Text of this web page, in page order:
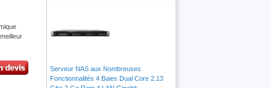
Serveur NAS aux Nombreuses
Fonctionnalités 4 Baies Dual Core 2.13